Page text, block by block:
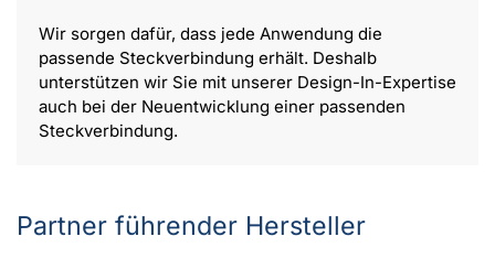
Wir sorgen dafür, dass jede Anwendung die
passende Steckverbindung erhält. Deshalb
unterstützen wir Sie mit unserer Design-In-Expertise
auch bei der Neuentwicklung einer passenden
Steckverbindung.
Partner führender Hersteller